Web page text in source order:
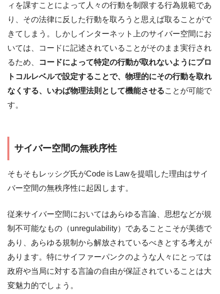
ィを課すことによって人々の行動を制限する行為規範であ
り、その法律に反した行動を取ろうと思えば取ることがで
きてしまう。しかしインターネット上のサイバー空間にお
いては、コードに記述されていることがそのまま実行され
るため、
コードによって特定の行動が取れないようにプロ
トコルレベルで設定することで、物理的にその行動を取れ
なくする、いわば物理法則として機能させることが可能で
す。
サイバー空間の無秩序性
そもそもレッシグ氏がCode is Lawを提唱した理由はサイ
バー空間の無秩序性に起因します。
従来サイバー空間においてはあらゆる言論、思想などが規
制不可能なもの（unregulability）であることこそが美徳で
あり、あらゆる規制から解放されているべきとする考えが
あります。特にサイファーパンクのような人々にとっては
政府や当局に対する言論の自由が保証されていることは大
変魅力的でしょう。